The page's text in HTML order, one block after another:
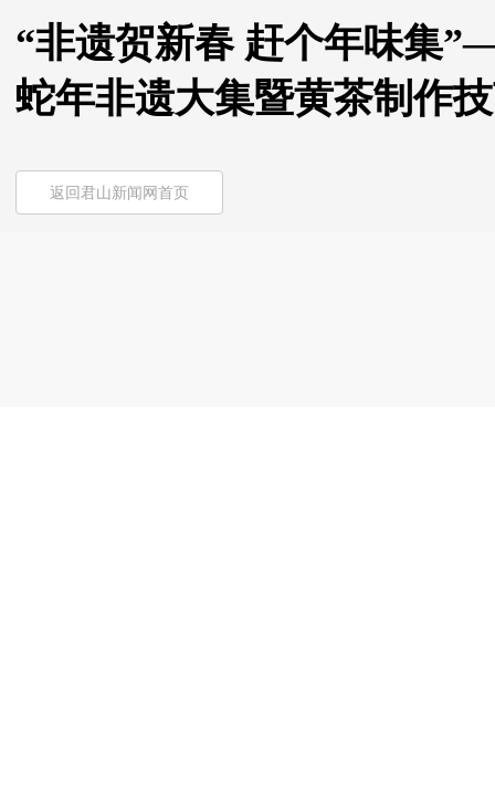
“非遗贺新春 赶个年味集
蛇年非遗大集暨黄茶制作
返回君山新闻网首页